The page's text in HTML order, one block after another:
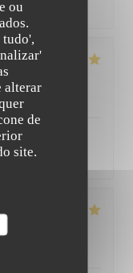
ou
alterar
de
site.
impeccable.